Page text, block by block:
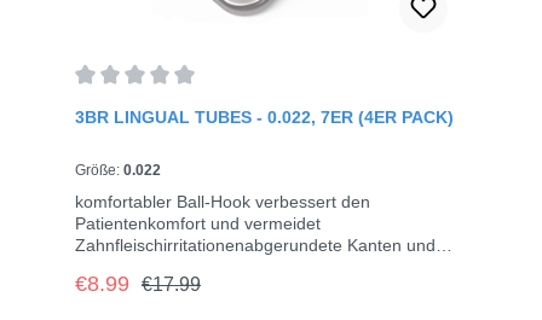
3BR LINGUAL TUBES - 0.022, 7ER (4ER PACK)
Größe: 0.022
komfortabler Ball-Hook verbessert den
Patientenkomfort und vermeidet
Zahnfleischirritationenabgerundete Kanten und
Komfortanatomische Basis passt sich gut an die
Sale price:
€8.99 Regular price:
€17.99